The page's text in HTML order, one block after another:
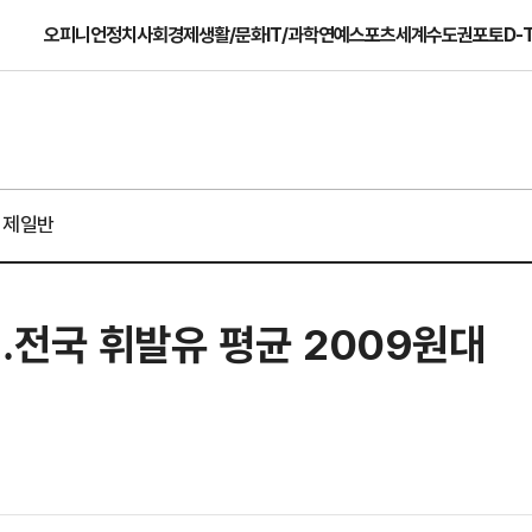
오피니언정치사회경제생활/문화IT/과학연예스포츠세계수도권포토D-
일반
국 휘발유 평균 2009원대